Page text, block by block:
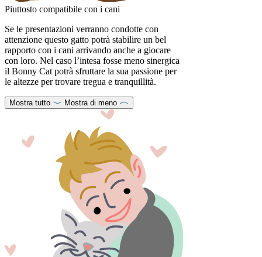
Piuttosto compatibile con i cani
Se le presentazioni verranno condotte con
attenzione questo gatto potrà stabilire un bel
rapporto con i cani arrivando anche a giocare
con loro. Nel caso l’intesa fosse meno sinergica
il Bonny Cat potrà sfruttare la sua passione per
le altezze per trovare tregua e tranquillità.
Mostra tutto Mostra di meno